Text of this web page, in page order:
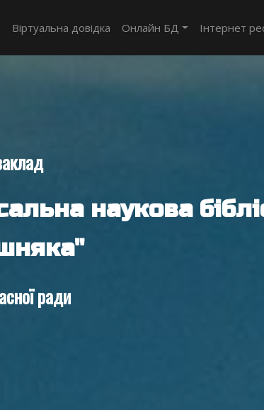
Віртуальна довідка Онлайн БД Інтернет
наукова
ради